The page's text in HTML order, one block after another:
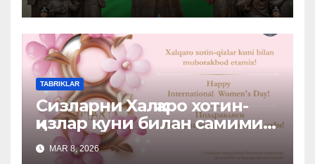
TABRIKLAR
Сизларни Халқаро хотин-
қизлар куни билан самимий
табриклаймиз!
MAR 8, 2026